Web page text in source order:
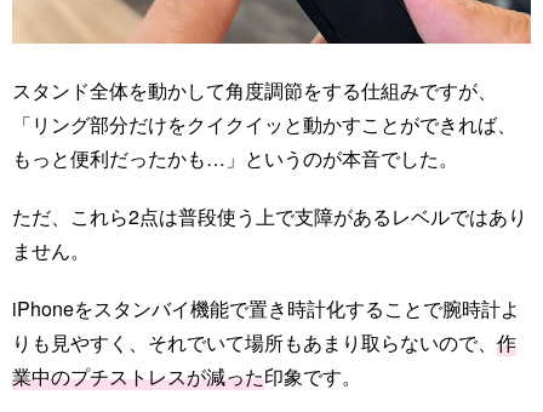
スタンド全体を動かして角度調節をする仕組みですが、
「リング部分だけをクイクイッと動かすことができれば、
もっと便利だったかも…」というのが本音でした。
ただ、これら2点は普段使う上で支障があるレベルではあり
ません。
iPhoneをスタンバイ機能で置き時計化することで腕時計よ
りも見やすく、それでいて場所もあまり取らないので、 作
業中のプチストレスが減った印象です。